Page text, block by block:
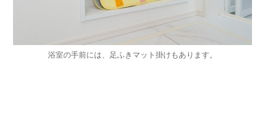
浴室の手前には、足ふきマット掛けもあります。